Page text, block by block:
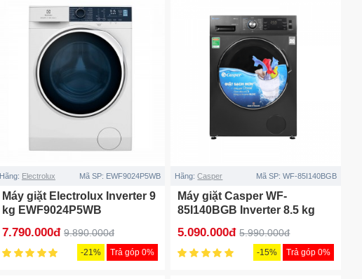
Hãng: Electrolux Mã SP: EWF9024P5WB
Máy giặt Electrolux Inverter 9
kg EWF9024P5WB
7.790.000đ 9.890.000đ
-21% Trả góp 0%
Hãng: Casper Mã SP: WF-85I140BGB
Máy giặt Casper WF-
85I140BGB Inverter 8.5 kg
5.090.000đ 5.990.000đ
-15% Trả góp 0%